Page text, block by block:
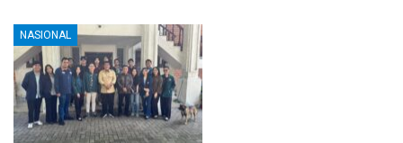
NASIONAL